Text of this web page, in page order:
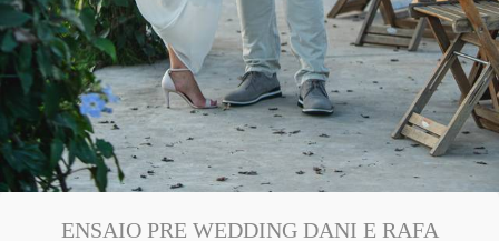
ENSAIO PRE WEDDING DANI E RAFA